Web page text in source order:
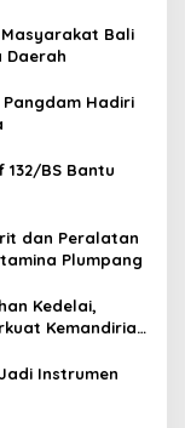
Masyarakat Bali
Daerah
Pangdam Hadiri
BS Bantu
dan Peralatan
Plumpang
Kedelai,
Kemandirian
Instrumen